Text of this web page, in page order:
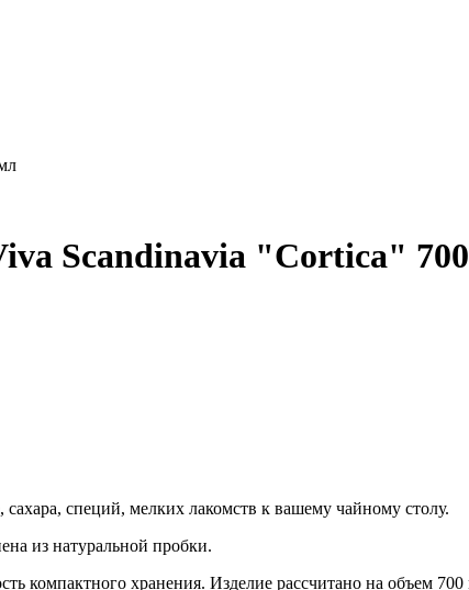
Scandinavia "Cortica"
специй, мелких лакомств к вашему чайному столу.
из натуральной пробки.
компактного хранения. Изделие рассчитано на объем 700